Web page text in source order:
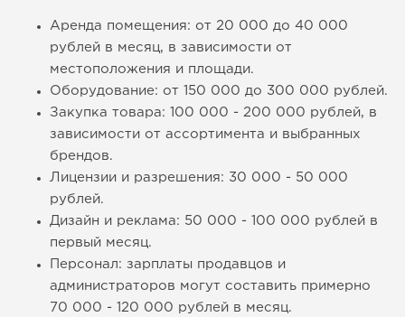
Аренда помещения: от 20 000 до 40 000
рублей в месяц, в зависимости от
местоположения и площади.
Оборудование: от 150 000 до 300 000 рублей.
Закупка товара: 100 000 - 200 000 рублей, в
зависимости от ассортимента и выбранных
брендов.
Лицензии и разрешения: 30 000 - 50 000
рублей.
Дизайн и реклама: 50 000 - 100 000 рублей в
первый месяц.
Персонал: зарплаты продавцов и
администраторов могут составить примерно
70 000 - 120 000 рублей в месяц.